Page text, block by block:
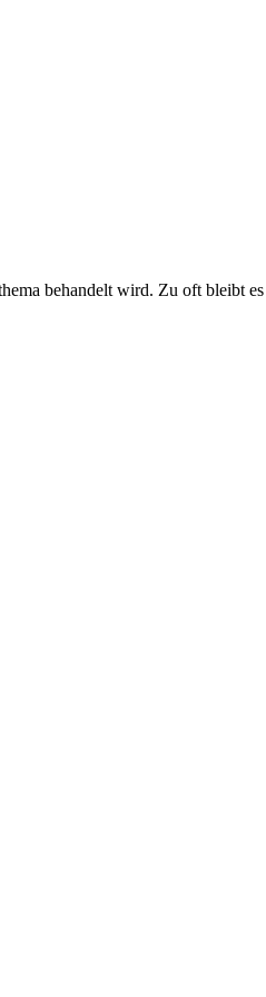
behandelt wird. Zu oft bleibt